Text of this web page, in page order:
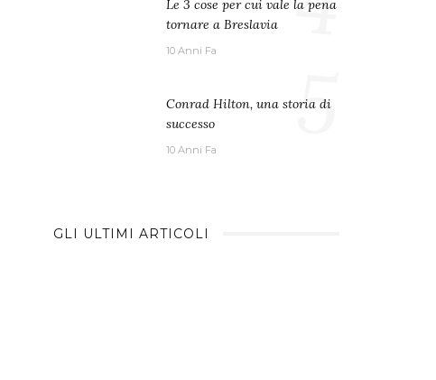
Le 3 cose per cui vale la pena
tornare a Breslavia
10 Anni Fa
Conrad Hilton, una storia di
successo
10 Anni Fa 5
GLI ULTIMI ARTICOLI